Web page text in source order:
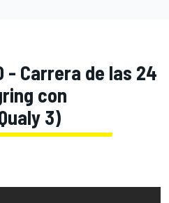
- Carrera de las 24
con
3)